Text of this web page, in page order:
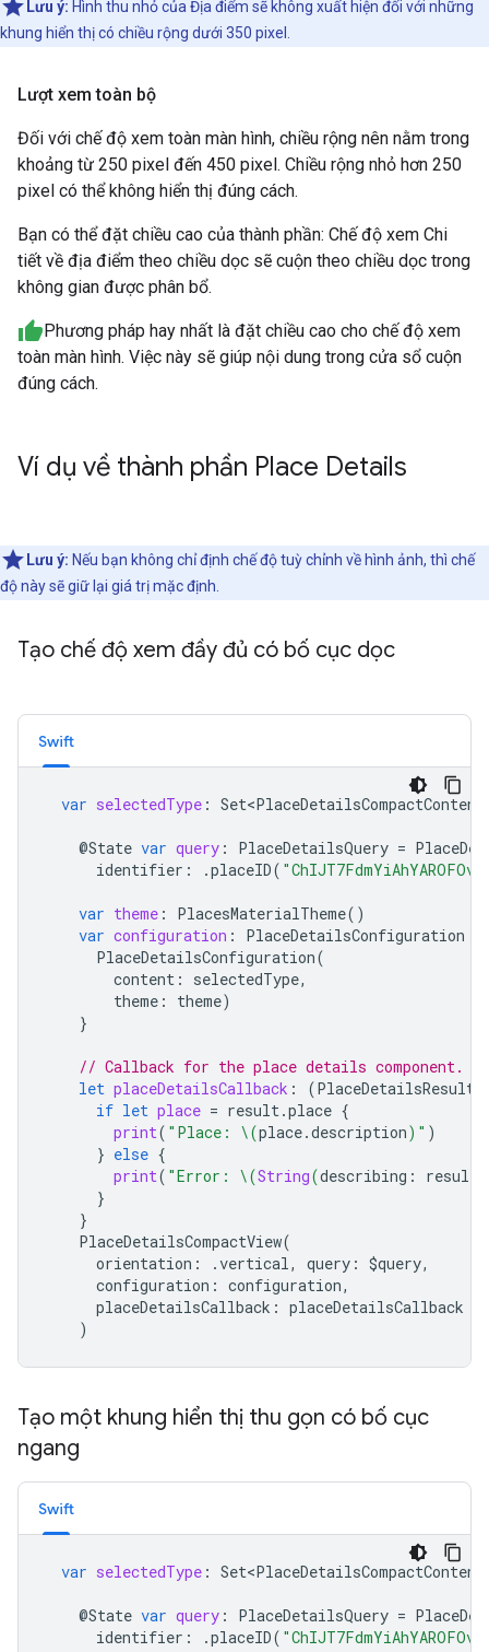
Lưu ý: Hình thu nhỏ của Địa điểm sẽ không xuất hiện đối với những
khung hiển thị có chiều rộng dưới 350 pixel.
Lượt xem toàn bộ
Đối với chế độ xem toàn màn hình, chiều rộng nên nằm trong
khoảng từ 250 pixel đến 450 pixel. Chiều rộng nhỏ hơn 250
pixel có thể không hiển thị đúng cách.
Bạn có thể đặt chiều cao của thành phần: Chế độ xem Chi
tiết về địa điểm theo chiều dọc sẽ cuộn theo chiều dọc trong
không gian được phân bổ.
Phương pháp hay nhất là đặt chiều cao cho chế độ xem
toàn màn hình. Việc này sẽ giúp nội dung trong cửa sổ cuộn
đúng cách.
Ví dụ về thành phần Place Details
Lưu ý: Nếu bạn không chỉ định chế độ tuỳ chỉnh về hình ảnh, thì chế
độ này sẽ giữ lại giá trị mặc định.
Tạo chế độ xem đầy đủ có bố cục dọc
Swift
var selectedType :
@State var query : PlaceDetailsQuery =
identifier : .placeID(
var theme : PlacesMaterialTheme()
var configuration : PlaceDetailsConfiguration
PlaceDetailsConfiguration(
content : selectedType,
theme : theme)
}
// Callback for the place details component.
let placeDetailsCallback : (PlaceDetailsResult
if let place = result.place {
print( "Place: \(place.description) " )
} else {
print( "Error: \(String(describing : result
}
}
PlaceDetailsCompactView(
orientation : .vertical, query : $query,
configuration : configuration,
placeDetailsCallback : placeDetailsCallback
)
Tạo một khung hiển thị thu gọn có bố cục
ngang
Swift
var selectedType :
@State var query : PlaceDetailsQuery =
identifier : .placeID(